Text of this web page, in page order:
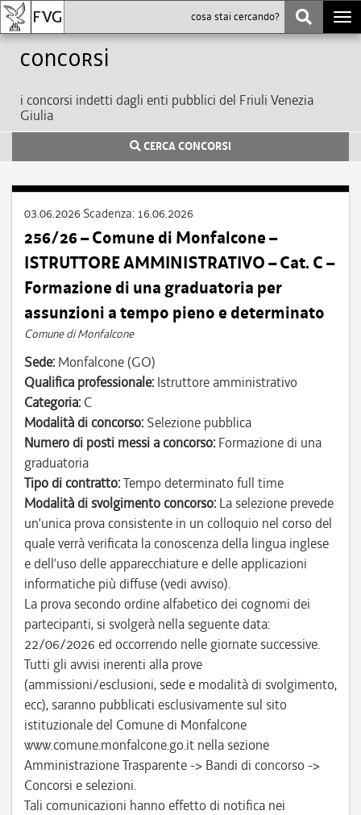
Concorsi
i concorsi indetti dagli enti pubblici del Friuli Venezia
Giulia
CERCA CONCORSI
03.06.2026 Scadenza: 16.06.2026
256/26 – Comune di Monfalcone –
ISTRUTTORE AMMINISTRATIVO – Cat. C –
Formazione di una graduatoria per
assunzioni a tempo pieno e determinato
Comune di Monfalcone
Sede: Monfalcone (GO)
Qualifica professionale: Istruttore amministrativo
Categoria: C
Modalità di concorso: Selezione pubblica
Numero di posti messi a concorso: Formazione di una
graduatoria
Tipo di contratto:Tempo determinato full time
Modalità di svolgimento concorso: La selezione prevede
un’unica prova consistente in un colloquio nel corso del
quale verrà verificata la conoscenza della lingua inglese
e dell’uso delle apparecchiature e delle applicazioni
informatiche più diffuse (vedi avviso).
La prova secondo ordine alfabetico dei cognomi dei
partecipanti, si svolgerà nella seguente data:
22/06/2026 ed occorrendo nelle giornate successive.
Tutti gli avvisi inerenti alla prove
(ammissioni/esclusioni, sede e modalità di svolgimento,
ecc), saranno pubblicati esclusivamente sul sito
istituzionale del Comune di Monfalcone
www.comune.monfalcone.go.it nella sezione
Amministrazione Trasparente -> Bandi di concorso ->
Concorsi e selezioni.
Tali comunicazioni hanno effetto di notifica nei